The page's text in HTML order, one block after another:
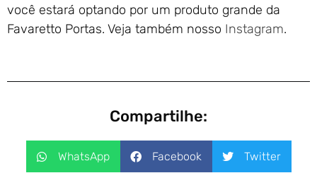
você estará optando por um produto grande da
Favaretto Portas. Veja também nosso Instagram.
Compartilhe:
WhatsApp Facebook Twitter